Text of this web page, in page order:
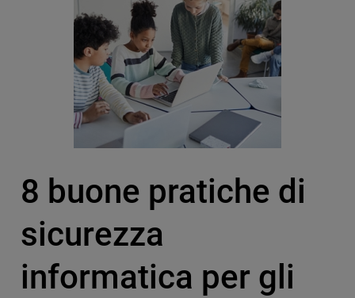
8 buone pratiche di
sicurezza
informatica per gli